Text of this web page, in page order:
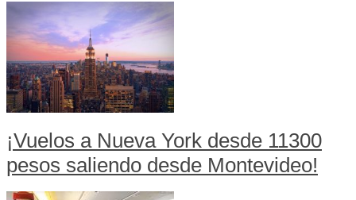
¡Vuelos a Nueva York desde 11300
pesos saliendo desde Montevideo!